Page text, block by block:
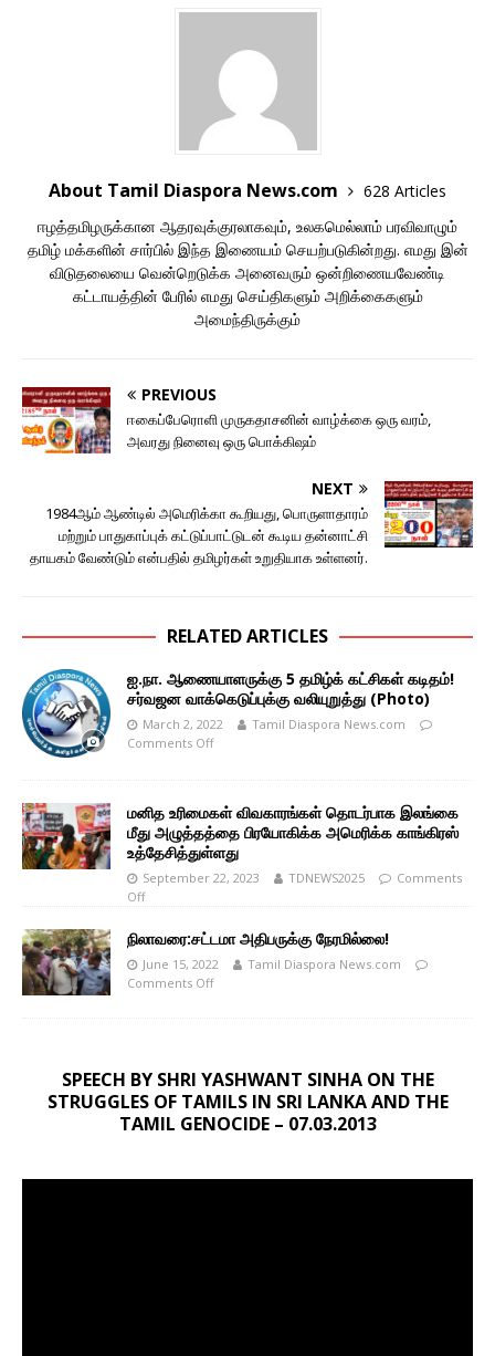
About Tamil Diaspora News.com
628 Articles
ஈழத்தமிழருக்கான ஆதரவுக்குரலாகவும், உலகமெல்லாம் பரவிவாழும்
தமிழ் மக்களின் சார்பில் இந்த இணையம் செயற்படுகின்றது. எமது இன்
விடுதலையை வென்றெடுக்க அனைவரும் ஒன்றிணையவேண்டி
கட்டாயத்தின் பேரில் எமது செய்திகளும் அறிக்கைகளும்
அமைந்திருக்கும்
PREVIOUS
ஈகைப்பேரொளி முருகதாசனின் வாழ்க்கை ஒரு வரம்,
அவரது நினைவு ஒரு பொக்கிஷம்
NEXT
1984ஆம் ஆண்டில் அமெரிக்கா கூறியது, பொருளாதாரம்
மற்றும் பாதுகாப்புக் கட்டுப்பாட்டுடன் கூடிய தன்னாட்சி
தாயகம் வேண்டும் என்பதில் தமிழர்கள் உறுதியாக உள்ளனர்.
RELATED ARTICLES
ஐ.நா. ஆணையாளருக்கு 5 தமிழ்க் கட்சிகள் கடிதம்!
சர்வஜன வாக்கெடுப்புக்கு வலியுறுத்து (Photo)
March 2, 2022
Tamil Diaspora News.com
Comments Off
மனித உரிமைகள் விவகாரங்கள் தொடர்பாக இலங்கை
மீது அழுத்தத்தை பிரயோகிக்க அமெரிக்க காங்கிரஸ்
உத்தேசித்துள்ளது
September 22, 2023 TDNEWS2025
Comments
Off
நிலாவரை:சட்டமா அதிபருக்கு நேரமில்லை!
June 15, 2022
Tamil Diaspora News.com
Comments Off
SPEECH BY SHRI YASHWANT SINHA ON THE
STRUGGLES OF TAMILS IN SRI LANKA AND THE
TAMIL GENOCIDE – 07.03.2013